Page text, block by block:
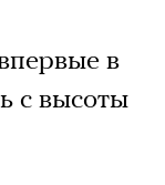
в
с высоты